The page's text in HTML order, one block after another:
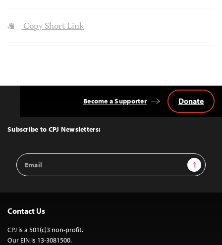
Copy Short Link
Top
Subscribe to CPJ Newsletters:
Email
Address
Sign Up
Become a Supporter Donate
Contact Us
CPJ is a 501(c)3 non-profit.
Our EIN is 13-3081500.